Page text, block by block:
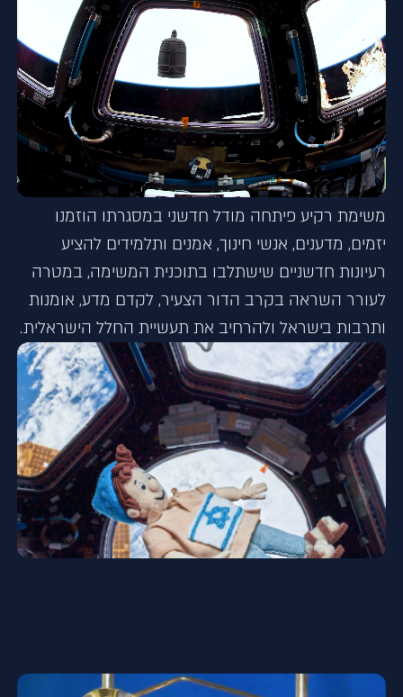
משימת רקיע פיתחה מודל חדשני במסגרתו הוזמנו
יזמים, מדענים, אנשי חינוך, אמנים ותלמידים להציע
רעיונות חדשניים שישתלבו בתוכנית המשימה, במטרה
לעורר השראה בקרב הדור הצעיר, לקדם מדע, אומנות
ותרבות בישראל ולהרחיב את תעשיית החלל הישראלית.